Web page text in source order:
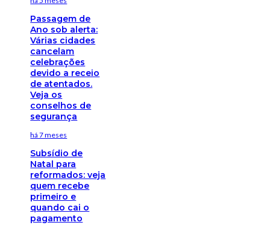
Passagem de
Ano sob alerta:
Várias cidades
cancelam
celebrações
devido a receio
de atentados.
Veja os
conselhos de
segurança
há 7 meses
Subsídio de
Natal para
reformados: veja
quem recebe
primeiro e
quando cai o
pagamento